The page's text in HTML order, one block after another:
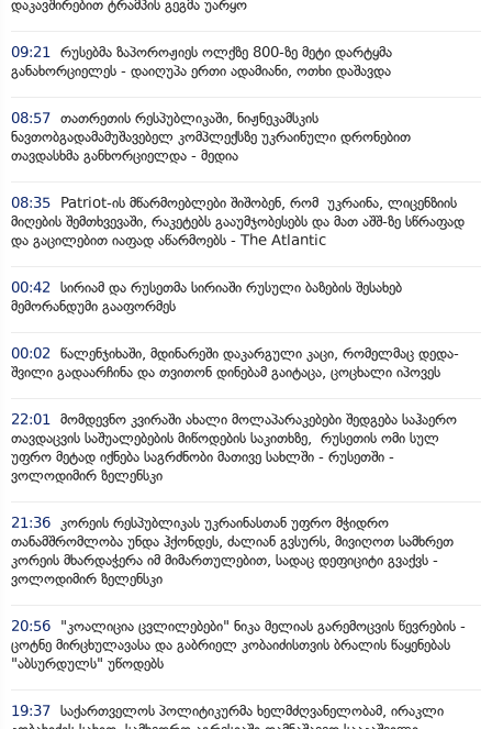
დაკავშირებით ტრამპის გეგმა უარყო
09:21
რუსებმა ზაპოროჟიეს ოლქზე 800-ზე მეტი დარტყმა
განახორციელეს - დაიღუპა ერთი ადამიანი, ოთხი დაშავდა
08:57 თათრეთის რესპუბლიკაში, ნიჟნეკამსკის
ნავთობგადამამუშავებელ კომპლექსზე უკრაინული დრონებით
თავდასხმა განხორციელდა - მედია
08:35
Patriot-ის მწარმოებლები შიშობენ, რომ უკრაინა, ლიცენზიის
მიღების შემთხვევაში, რაკეტებს გააუმჯობესებს და მათ აშშ-ზე სწრაფად
და გაცილებით იაფად აწარმოებს - The Atlantic
00:42
სირიამ და რუსეთმა სირიაში რუსული ბაზების შესახებ
მემორანდუმი გააფორმეს
00:02
წალენჯიხაში, მდინარეში დაკარგული კაცი, რომელმაც დედა-
შვილი გადაარჩინა და თვითონ დინებამ გაიტაცა, ცოცხალი იპოვეს
22:01
მომდევნო კვირაში ახალი მოლაპარაკებები შედგება საჰაერო
თავდაცვის საშუალებების მიწოდების საკითხზე, რუსეთის ომი სულ
უფრო მეტად იქნება საგრძნობი მათივე სახლში - რუსეთში -
ვოლოდიმირ ზელენსკი
21:36
კორეის რესპუბლიკას უკრაინასთან უფრო მჭიდრო
თანამშრომლობა უნდა ჰქონდეს, ძალიან გვსურს, მივიღოთ სამხრეთ
კორეის მხარდაჭერა იმ მიმართულებით, სადაც დეფიციტი გვაქვს -
ვოლოდიმირ ზელენსკი
20:56
"კოალიცია ცვლილებები" ნიკა მელიას გარემოცვის წევრების -
ცოტნე მირცხულავასა და გაბრიელ კობაიძისთვის ბრალის წაყენებას
"აბსურდულს" უწოდებს
19:37 საქართველოს პოლიტიკურმა ხელმძღვანელობამ, ირაკლი